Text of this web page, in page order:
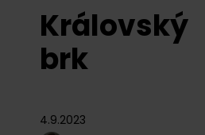
Královský
brk
4.9.2023